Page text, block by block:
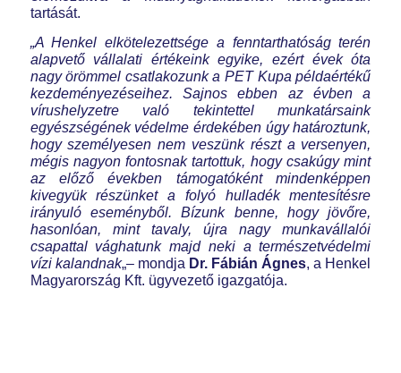
tartását.
„A Henkel elkötelezettsége a fenntarthatóság terén
alapvető vállalati értékeink egyike, ezért évek óta
nagy örömmel csatlakozunk a PET Kupa példaértékű
kezdeményezéseihez. Sajnos ebben az évben a
vírushelyzetre való tekintettel munkatársaink
egyészségének védelme érdekében úgy határoztunk,
hogy személyesen nem veszünk részt a versenyen,
mégis nagyon fontosnak tartottuk, hogy csakúgy mint
az előző években támogatóként mindenképpen
kivegyük részünket a folyó hulladék mentesítésre
irányuló eseményből. Bízunk benne, hogy jövőre,
hasonlóan, mint tavaly, újra nagy munkavállalói
csapattal vághatunk majd neki a természetvédelmi
vízi kalandnak„– mondja Dr. Fábián Ágnes, a Henkel
Magyarország Kft. ügyvezető igazgatója.